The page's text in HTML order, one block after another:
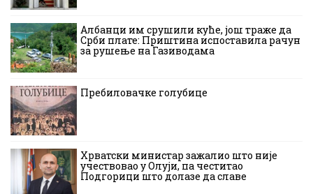
Албанци им срушили куће, још траже да
Срби плате: Приштина испоставила рачун
за рушење на Газиводама
Пребиловачке голубице
Хрватски министар зажалио што није
учествовао у Олуји, па честитао
Подгорици што долазе да славе